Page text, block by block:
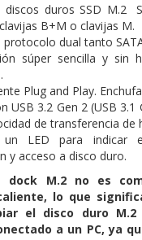
discos duros SSD M.2
B+M o clavijas M.
protocolo dual tanto
súper sencilla y sin
Plug and Play.
USB 3.2 Gen 2 (USB 3.1
de transferencia de
un LED para indicar
y acceso a disco duro.
dock M.2 no es
lo que
el disco duro
a un PC, ya